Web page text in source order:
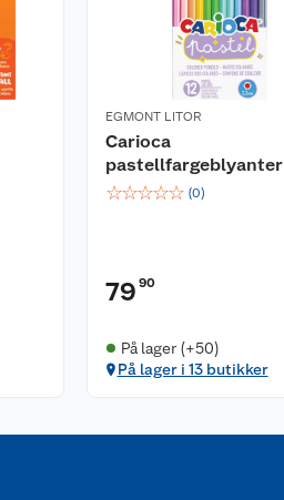
EGMONT LITOR
Carioca
pastellfargeblyanter
☆☆☆☆☆ (0)
79 90
På lager (+50)
På lager i 13 butikker